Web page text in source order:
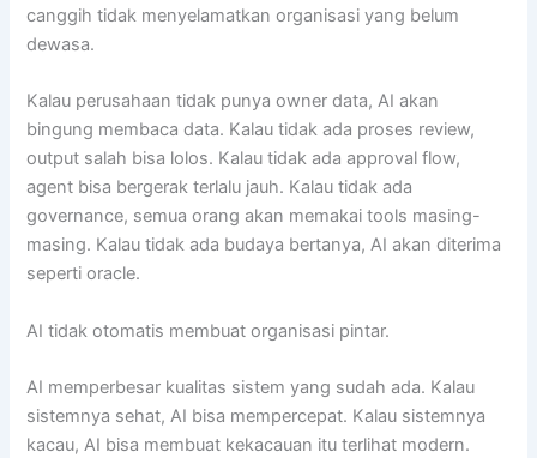
canggih tidak menyelamatkan organisasi yang belum
dewasa.
Kalau perusahaan tidak punya owner data, AI akan
bingung membaca data. Kalau tidak ada proses review,
output salah bisa lolos. Kalau tidak ada approval flow,
agent bisa bergerak terlalu jauh. Kalau tidak ada
governance, semua orang akan memakai tools masing-
masing. Kalau tidak ada budaya bertanya, AI akan diterima
seperti oracle.
AI tidak otomatis membuat organisasi pintar.
AI memperbesar kualitas sistem yang sudah ada. Kalau
sistemnya sehat, AI bisa mempercepat. Kalau sistemnya
kacau, AI bisa membuat kekacauan itu terlihat modern.